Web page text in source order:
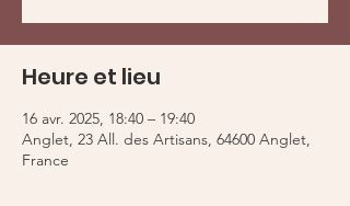
Heure et lieu
16 avr. 2025, 18:40 – 19:40
Anglet, 23 All. des Artisans, 64600 Anglet,
France